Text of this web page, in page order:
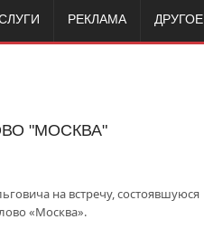
РЕКЛАМА ДРУГОЕ
"МОСКВА"
на встречу, состоявшуюся
«Москва».